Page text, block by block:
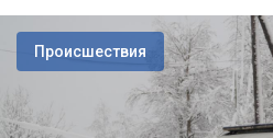
Происшествия